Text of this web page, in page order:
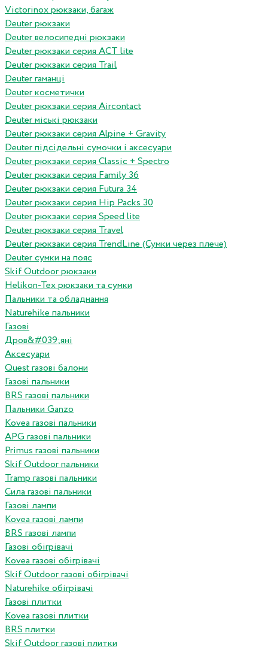
Victorinox рюкзаки, багаж
Deuter рюкзаки
Deuter велосипедні рюкзаки
Deuter рюкзаки серия ACT lite
Deuter рюкзаки серия Trail
Deuter гаманці
Deuter косметички
Deuter рюкзаки серия Aircontact
Deuter міські рюкзаки
Deuter рюкзаки серия Alpine + Gravity
Deuter підсідельні сумочки і аксесуари
Deuter рюкзаки серия Classic + Spectro
Deuter рюкзаки серия Family 36
Deuter рюкзаки серия Futura 34
Deuter рюкзаки серия Hip Packs 30
Deuter рюкзаки серия Speed lite
Deuter рюкзаки серия Travel
Deuter рюкзаки серия TrendLine (Сумки через плече)
Deuter сумки на пояс
Skif Outdoor рюкзаки
Helikon-Tex рюкзаки та сумки
Пальники та обладнання
Naturehike пальники
Газові
Дров&#039;яні
Аксесуари
Quest газові балони
Газові пальники
BRS газові пальники
Пальники Ganzo
Kovea газові пальники
APG газові пальники
Primus газові пальники
Skif Outdoor пальники
Tramp газові пальники
Сила газові пальники
Газові лампи
Kovea газові лампи
BRS газові лампи
Газові обігрівачі
Kovea газові обігрівачі
Skif Outdoor газові обігрівачі
Naturehike обігрівачі
Газові плитки
Kovea газові плитки
BRS плитки
Skif Outdoor газові плитки